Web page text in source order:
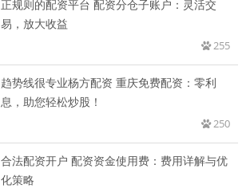
正规则的配资平台 配资分仓子账户：灵活交
易，放大收益
255
趋势线很专业杨方配资 重庆免费配资：零利
息，助您轻松炒股！
250
合法配资开户 配资资金使用费：费用详解与优
化策略